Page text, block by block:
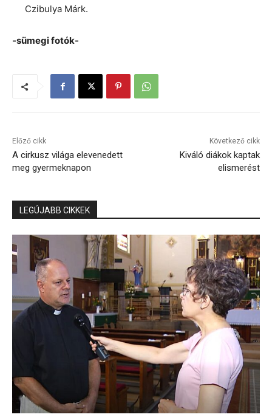
Czibulya Márk.
-sümegi fotók-
Előző cikk
A cirkusz világa elevenedett
meg gyermeknapon
Következő cikk
Kiváló diákok kaptak
elismerést
LEGÚJABB CIKKEK